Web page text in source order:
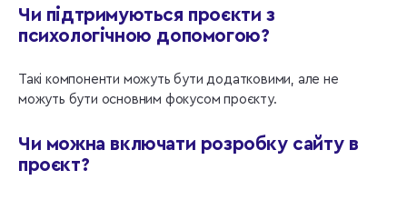
Чи підтримуються проєкти з
психологічною допомогою?
Такі компоненти можуть бути додатковими, але не
можуть бути основним фокусом проєкту.
Чи можна включати розробку сайту в
проєкт?